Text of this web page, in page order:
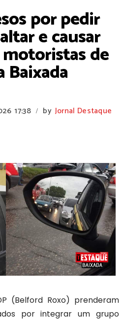
por pedir
e causar
de
17:38 / by Jornal Destaque
(Belford Roxo) prenderam
por integrar um grupo